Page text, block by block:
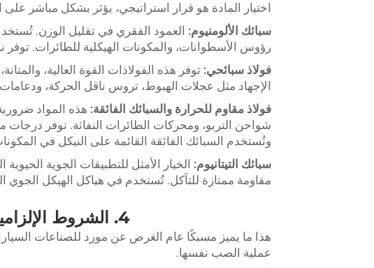
اختيار المادة هو قرار استراتيجي، يؤثر بشكل مباشر على
سبائك الألومنيوم: العمود الفقري في تقليل الوزن.
رؤوس الأسطوانات، والمكونات الهيكلية للطائرات. توفر
فولاذ سبائحي: توفر هذه الفولاذات القوة العالية،
الإجهاد مثل عجلات الهبوط، تروس ناقل الحركة،
فولاذ مقاوم للحرارة والسبائك الفائقة: هذه المواد
وتُستخدم السبائك الفائقة القائمة على النيكل في
سبائك التيتانيوم: الخيار الأمثل للتطبيقات الجوية
مقاومة ممتازة للتآكل. تُستخدم في هياكل الهيكل الجوي
4. الشروط الإلزامية: ضمان الجودة والشهادات الصناعية
هذا ما يميز مسبكًا عام الغرض عن مورد للصناعات
عملية الصب نفسها.